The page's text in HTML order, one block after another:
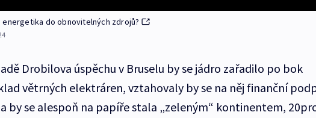
energetika do obnovitelných zdrojů?
Drobilova úspěchu v Bruselu by se jádro zařadilo po bok
větrných elektráren, vztahovaly by se na něj finanční
by se alespoň na papíře stala „zeleným“ kontinentem,